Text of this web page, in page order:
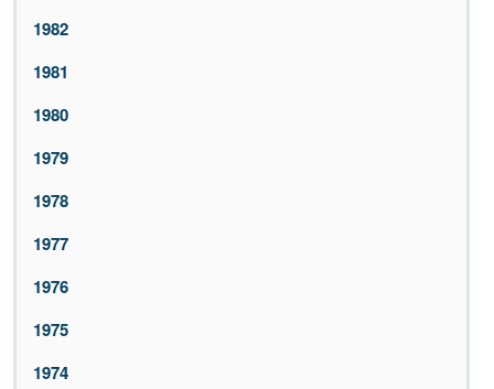
1982
1981
1980
1979
1978
1977
1976
1975
1974